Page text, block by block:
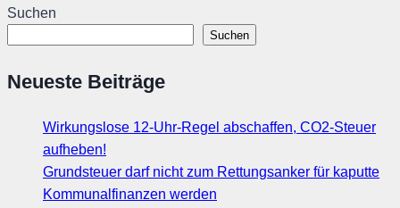
Suchen
Suchen
Neueste Beiträge
Wirkungslose 12-Uhr-Regel abschaffen, CO2-Steuer
aufheben!
Grundsteuer darf nicht zum Rettungsanker für kaputte
Kommunalfinanzen werden